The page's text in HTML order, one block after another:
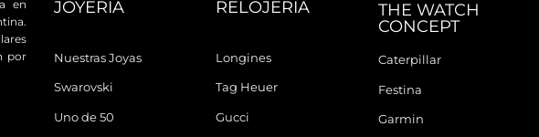
en
por
JOYERIA
Nuestras Joyas
Swarovski
Uno de 50
RELOJERIA
Longines
Tag Heuer
Gucci
THE WATCH
CONCEPT
Caterpillar
Festina
Garmin